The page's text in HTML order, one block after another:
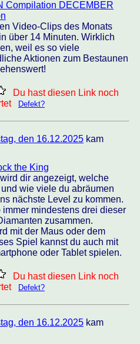
Compilation DECEMBER
Video-Clips des Monats
über 14 Minuten. Wirklich
weil es so viele
Aktionen zum Bestaunen
Du hast diesen Link noch
Defekt?
den 16.12.2025 kam
the King
dir angezeigt, welche
wie viele du abräumen
nächste Level zu kommen.
immer mindestens drei dieser
zusammen.
mit der Maus oder dem
Spiel kannst du auch mit
oder Tablet spielen.
Du hast diesen Link noch
Defekt?
den 16.12.2025 kam